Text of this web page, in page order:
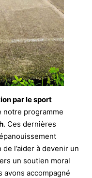
par le sport
notre programme
. Ces dernières
l’aider à devenir un
un soutien moral
avons accompagné